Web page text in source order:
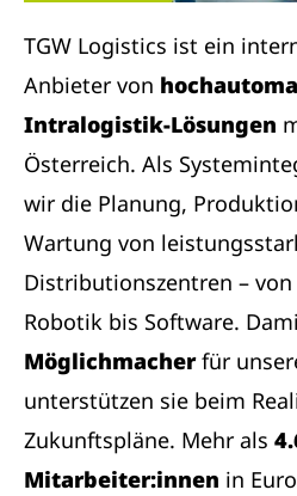
TGW Logistics ist ein
Anbieter von
Intralogistik-Lösungen
Österreich. Als
wir die Planung,
Wartung von
Distributionszentren –
Robotik bis Software.
Möglichmacherfür
unterstützen sie beim
Zukunftspläne. Mehr als
Mitarbeiter:innen in